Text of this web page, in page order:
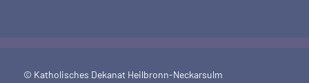
© Katholisches Dekanat Heilbronn-Neckarsulm